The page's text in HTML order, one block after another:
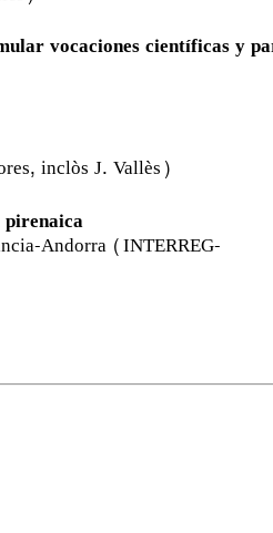
vocaciones científicas y
inclòs J. Vallès)
Andorra (INTERREG-